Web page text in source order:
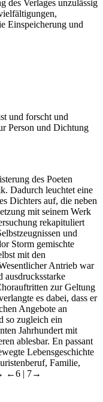
des Verlages unzulässig
Einspeicherung und
und forscht und
Person und Dichtung
des Poeten
Dadurch leuchtet eine
Dichters auf, die neben
mit seinem Werk
rekapituliert
und
Storm gemischte
mit den
Antrieb war
ausdrucksstarke
zur Geltung
es dabei, dass er
Angebote an
so zugleich ein
Jahrhundert mit
ablesbar. En passant
Lebensgeschichte
Familie,
←6 | 7→